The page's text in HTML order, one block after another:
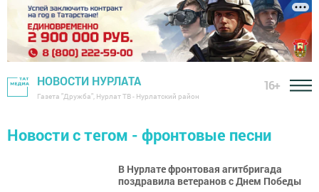
НОВОСТИ НУРЛАТА
Газета "Дружба", Нурлат ТВ - Нурлатский район
16+
Новости с тегом - фронтовые песни
В Нурлате фронтовая агитбригада
поздравила ветеранов с Днем Победы